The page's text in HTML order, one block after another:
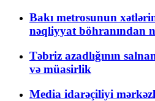
Bakı metrosunun
nəqliyyat böhranından
Təbriz azadlığının
və müasirlik
Media idarəçiliyi